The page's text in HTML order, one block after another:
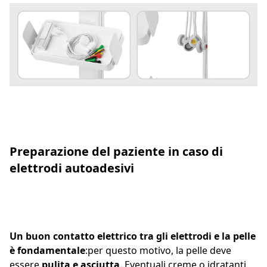
Preparazione del paziente in caso di
elettrodi autoadesivi
Un buon contatto elettrico tra gli elettrodi e la pelle
è fondamentale:per questo motivo, la pelle deve